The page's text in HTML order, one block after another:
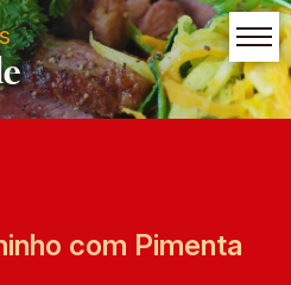
com Pimenta